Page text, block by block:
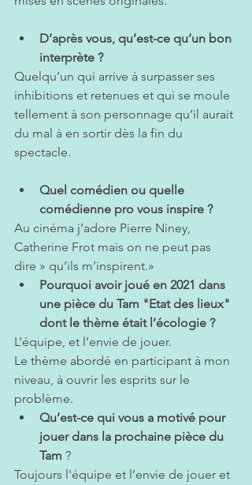
D’après vous, qu’est-ce qu’un bon
interprète ?
Quelqu’un qui arrive à surpasser ses
inhibitions et retenues et qui se moule
tellement à son personnage qu’il aurait
du mal à en sortir dès la fin du
spectacle.
Quel comédien ou quelle
comédienne pro vous inspire ?
Au cinéma j’adore Pierre Niney,
Catherine Frot mais on ne peut pas
dire » qu’ils m’inspirent.»
Pourquoi avoir joué en 2021 dans
une pièce du Tam "Etat des lieux"
dont le thème était l’écologie ?
L’équipe, et l’envie de jouer.
Le thème abordé en participant à mon
niveau, à ouvrir les esprits sur le
problème.
Qu’est-ce qui vous a motivé pour
jouer dans la prochaine pièce du
Tam ?
Toujours l'équipe et l’envie de jouer et